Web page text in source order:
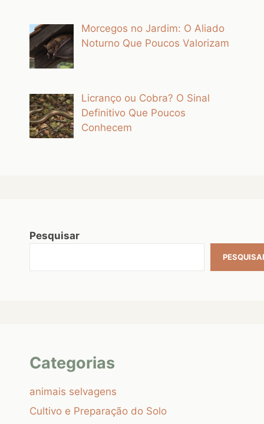
Morcegos no Jardim: O Aliado
Noturno Que Poucos Valorizam
Licranço ou Cobra? O Sinal
Definitivo Que Poucos
Conhecem
Pesquisar
Categorias
animais selvagens
Cultivo e Preparação do Solo